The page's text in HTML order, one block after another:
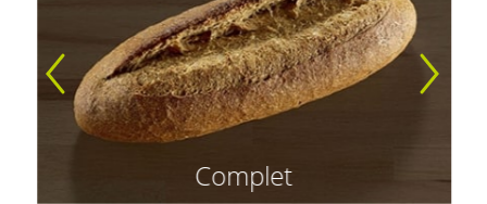
Complet